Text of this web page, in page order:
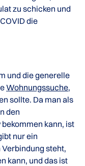
zu schicken und
die
und die generelle
Wohnungssuche,
sollte. Da man als
den
kann, ist
nur ein
steht,
kann, und das ist